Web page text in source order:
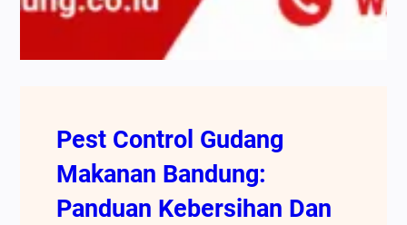
Pest Control Gudang
Makanan Bandung:
Panduan Kebersihan Dan